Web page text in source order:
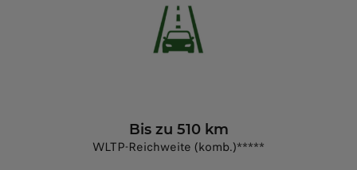
Bis zu 510 km
WLTP-Reichweite (komb.)*****